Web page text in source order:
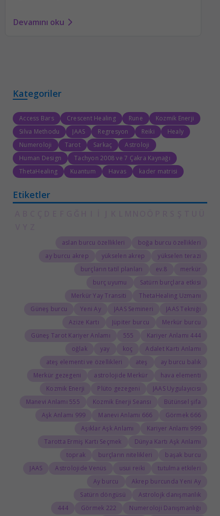
Devamını oku
Kategoriler
Access Bars Crescent Healing Rune
Kozmik Enerji
Silva Methodu
JAAS Regresyon Reiki
Healy
Numeroloji
Tarot Sarkaç
Astroloji
Human Design
Tachyon 2008 ve 7 Çakra Kaynağı
ThetaHealing
Kuantum Havas kader matrisi
Etiketler
boğa burcu özellikleri
aslan burcu özellikleri
yükselen terazi
yükselen akrep
ay burcu akrep
merkür
8.ev
burçların tatil planları
Satürn burçlara etkisi
burç uyumu
ThetaHealing Uzmanı
Merkür Yay Transiti
JAAS Tekniği
JAAS Semineri
Yeni Ay
Güneş burcu
Merkür burcu
Jüpiter burcu
Azize Kartı
444 Kariyer Anlamı
555
Güneş Tarot Kariyer Anlamı
Adalet Kartı Anlamı
koç
yay
oğlak
ay burcu balık
ateş
ateş elementi ve özellikleri
hava elementi
astrolojide Merkür
Merkür gezegeni
JAAS Uygulayıcısı
Plüto gezegeni
Kozmik Enerji
Bütünsel şifa
Kozmik Enerji Seansı
555 Manevi Anlamı
666 Görmek
666 Manevi Anlamı
999 Aşk Anlamı
999 Kariyer Anlamı
Aşıklar Aşk Anlamı
Dünya Kartı Aşk Anlamı
Tarotta Ermiş Kartı Seçmek
başak burcu
burçların nitelikleri
toprak
tutulma etkileri
usui reiki
Astrolojide Venüs
JAAS
Akrep burcunda Yeni Ay
Ay burcu
Astrolojk danışmanlık
Satürn döngüsü
Numeroloji Danışmanlığı
222 Görmek
444